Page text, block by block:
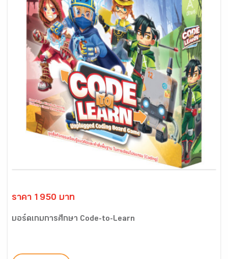
ราคา 1950 บาท
บอร์ดเกมการศึกษา Code-to-Learn